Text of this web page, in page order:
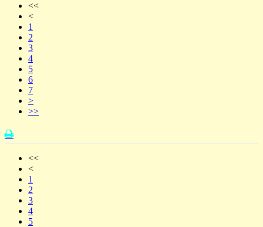
<<
<
1
2
3
4
5
6
7
>
>>
<<
<
1
2
3
4
5